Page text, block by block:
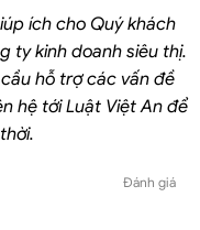
ích cho Quý khách
ty kinh doanh siêu thị.
hỗ trợ các vấn đề
hệ tới Luật Việt An để
Đánh giá